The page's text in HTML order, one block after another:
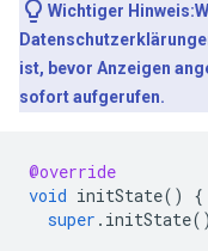
Wichtiger
ist, bevor Anzeigen
sofort aufgerufen.
@override
void initState()
{
super . initState